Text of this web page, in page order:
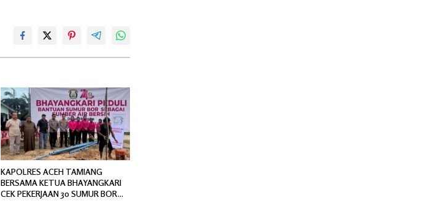
KAPOLRES ACEH TAMIANG
BERSAMA KETUA BHAYANGKARI
CEK PEKERJAAN 30 SUMUR BOR